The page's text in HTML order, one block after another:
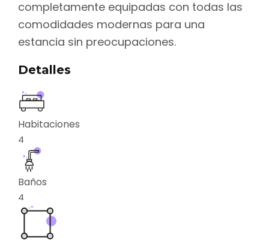
completamente equipadas con todas las
comodidades modernas para una
estancia sin preocupaciones.
Detalles
Habitaciones
4
Baños
4